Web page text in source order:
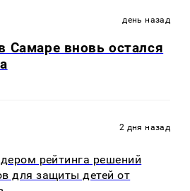
день назад
вновь остался
2 дня назад
рейтинга решений
для защиты детей от